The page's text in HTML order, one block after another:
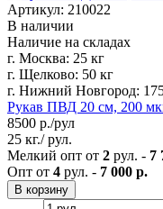
Артикул: 210022
В наличии
Наличие на складах
г. Москва: 25 кг
г. Щелково: 50 кг
г. Нижний Новгород:
Рукав ПВД 20 см, 200
8500 р./рул
25 кг./ рул.
Мелкий опт от 2 рул. - 7
Опт от 4 рул. - 7 000 р.
В корзину